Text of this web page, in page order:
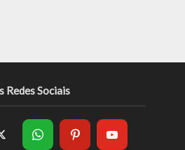
Redes Sociais